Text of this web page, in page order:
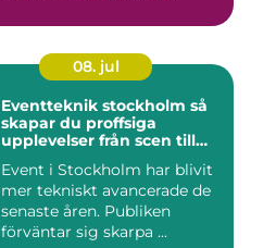
08. jul
Eventteknik stockholm så
skapar du proffsiga
upplevelser från scen till
Event i Stockholm har blivit
mer tekniskt avancerade de
senaste åren. Publiken
förväntar sig skarpa ...